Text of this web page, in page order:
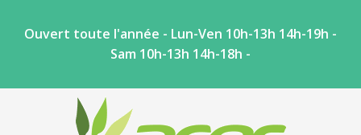
Ouvert toute l'année - Lun-Ven 10h-13h 14h-19h -
Sam 10h-13h 14h-18h -